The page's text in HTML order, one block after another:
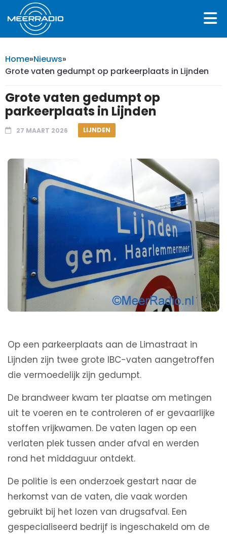
Home»Nieuws»
Grote vaten gedumpt op parkeerplaats in Lijnden
Grote vaten gedumpt op
parkeerplaats in Lijnden
27 MAART 2026 LIJNDEN
Op een parkeerplaats aan de Limastraat in
Lijnden zijn twee grote IBC-vaten aangetroffen
die vermoedelijk zijn gedumpt.
De brandweer kwam ter plaatse om metingen
uit te voeren en te controleren of er gevaarlijke
stoffen vrijkwamen. De vaten lagen op een
verlaten plek tussen ander afval en werden
rond het middaguur ontdekt.
De politie is een onderzoek gestart naar de
herkomst van de vaten, die vaak worden
gebruikt bij het lozen van drugsafval. Een
gespecialiseerd bedrijf is ingeschakeld om de